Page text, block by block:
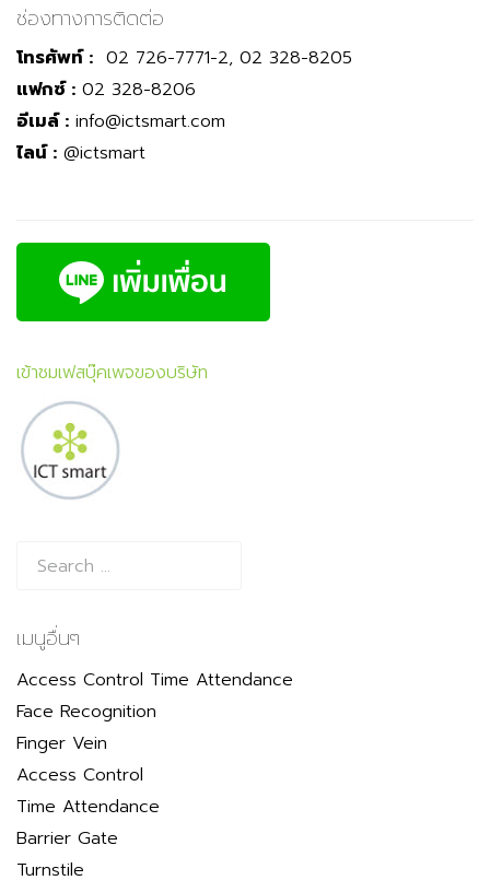
ช่องทางการติดต่อ
โทรศัพท์ : 02 726-7771-2, 02 328-8205
แฟกซ์ : 02 328-8206
อีเมล์ : info@ictsmart.com
ไลน์ : @ictsmart
เข้าชมเฟสบุ๊คเพจของบริษัท
เมนูอื่นๆ
Access Control Time Attendance
Face Recognition
Finger Vein
Access Control
Time Attendance
Barrier Gate
Turnstile